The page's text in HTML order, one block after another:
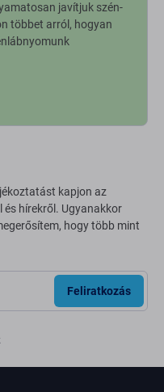
javítjuk szén-
többet arról, hogyan
kapjon az
hírekről. Ugyanakkor
hogy több mint
Feliratkozás